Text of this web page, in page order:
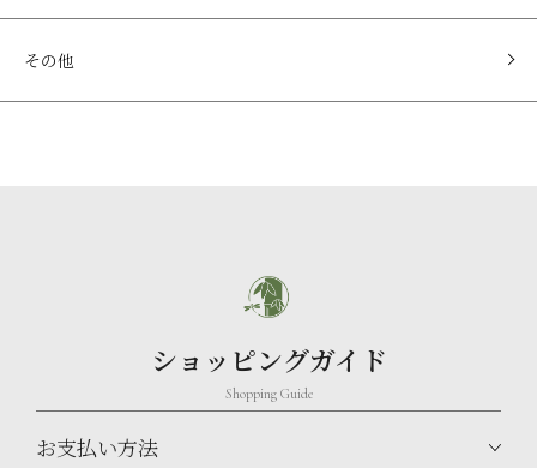
その他
ショッピングガイド
Shopping Guide
お支払い方法